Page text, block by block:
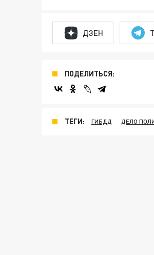
ДЗЕН
ПОДЕЛИТЬСЯ:
ТЕГИ: ГИБДД ДЕЛО